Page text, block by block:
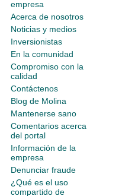
empresa
Acerca de nosotros
Noticias y medios
Inversionistas
En la comunidad
Compromiso con la
calidad
Contáctenos
Blog de Molina
Mantenerse sano
Comentarios acerca
del portal
Información de la
empresa
Denunciar fraude
¿Qué es el uso
compartido de